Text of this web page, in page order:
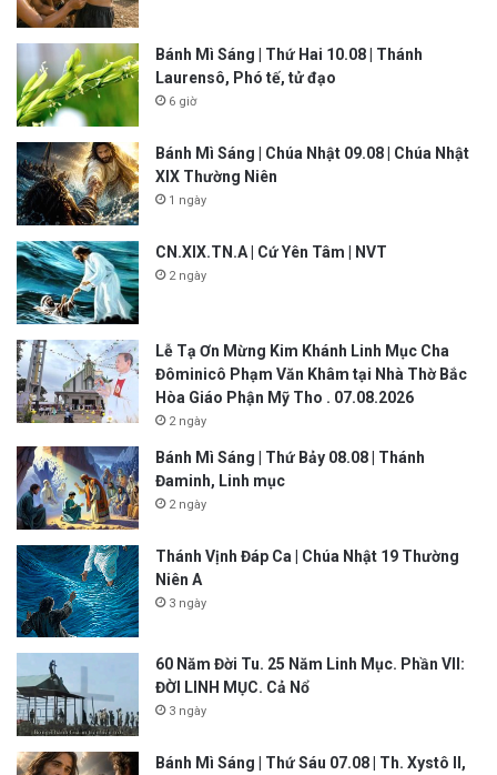
Bánh Mì Sáng | Thứ Hai 10.08 | Thánh
Laurensô, Phó tế, tử đạo
6 giờ
Bánh Mì Sáng | Chúa Nhật 09.08 | Chúa Nhật
XIX Thường Niên
1 ngày
CN.XIX.TN.A | Cứ Yên Tâm | NVT
2 ngày
Lễ Tạ Ơn Mừng Kim Khánh Linh Mục Cha
Đôminicô Phạm Văn Khâm tại Nhà Thờ Bắc
Hòa Giáo Phận Mỹ Tho . 07.08.2026
2 ngày
Bánh Mì Sáng | Thứ Bảy 08.08 | Thánh
Đaminh, Linh mục
2 ngày
Thánh Vịnh Đáp Ca | Chúa Nhật 19 Thường
Niên A
3 ngày
60 Năm Đời Tu. 25 Năm Linh Mục. Phần VII:
ĐỜI LINH MỤC. Cả Nổ
3 ngày
Bánh Mì Sáng | Thứ Sáu 07.08 | Th. Xystô II,